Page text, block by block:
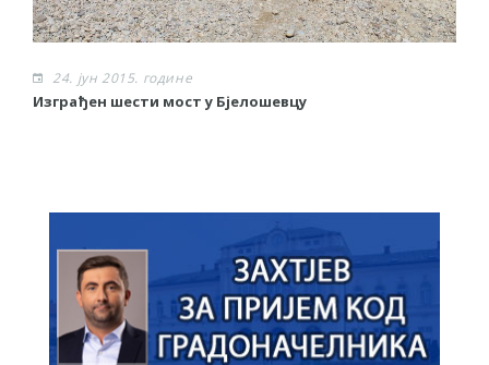
24. јун 2015. године
Изграђен шести мост у Бјелошевцу